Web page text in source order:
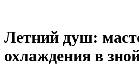
Летний душ:
охлаждения в